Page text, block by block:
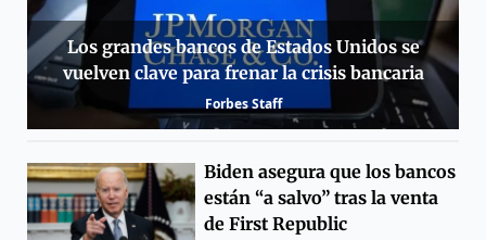
Los grandes bancos de Estados Unidos se
vuelven clave para frenar la crisis bancaria
Forbes Staff
Biden asegura que los bancos
están “a salvo” tras la venta
de First Republic